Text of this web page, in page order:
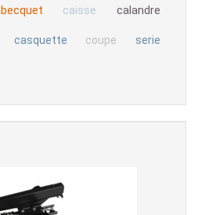
becquet caisse calandre
casquette coupe serie